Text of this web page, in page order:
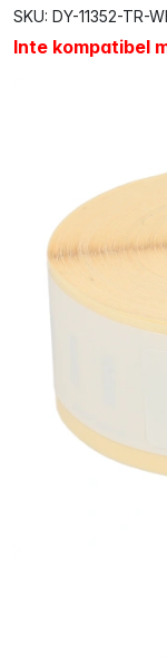
SKU: DY-11352-TR-
Inte kompatibel